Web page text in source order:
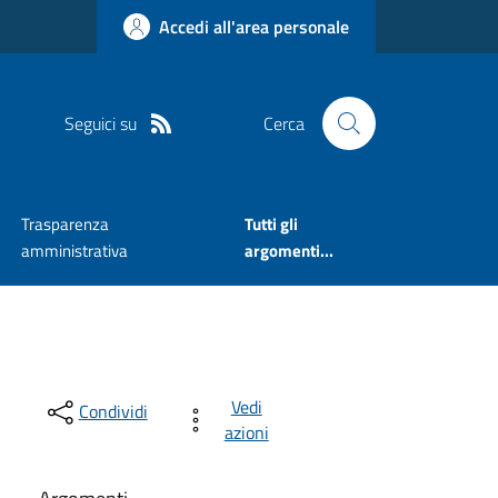
Accedi all'area personale
Seguici su Cerca
Trasparenza
amministrativa
Tutti gli
argomenti...
Condividi
Vedi
azioni